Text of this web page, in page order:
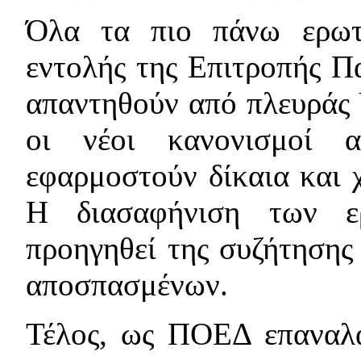
Όλα τα πιο πάνω
εντολής της Επιτροπής
απαντηθούν από
οι νέοι κανονισμοί
εφαρμοστούν δίκαια και
Η διασαφήνιση των
προηγηθεί της
αποσπασμένων.
Τέλος, ως ΠΟΕΔ